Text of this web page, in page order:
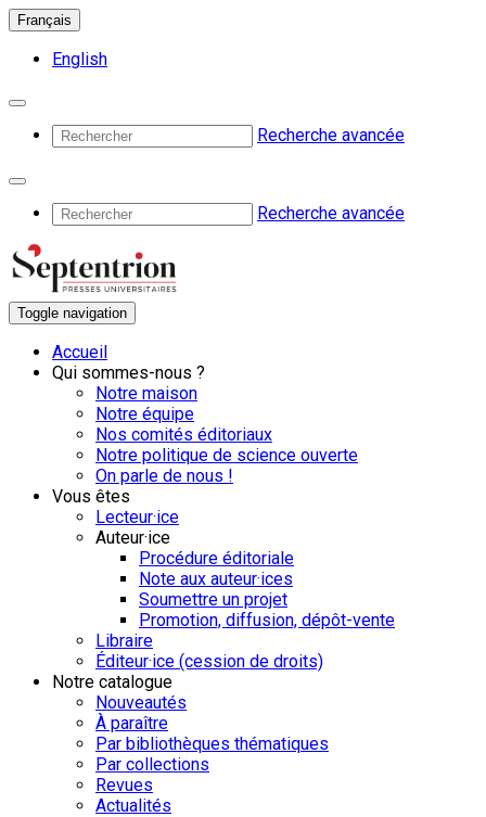
Français
English
Recherche avancée
Recherche avancée
Toggle navigation
Accueil
Qui sommes-nous ?
Notre maison
Notre équipe
Nos comités éditoriaux
Notre politique de science ouverte
On parle de nous !
Vous êtes
Lecteur·ice
Auteur·ice
Procédure éditoriale
Note aux auteur·ices
Soumettre un projet
Promotion, diffusion, dépôt-vente
Libraire
Éditeur·ice (cession de droits)
Notre catalogue
Nouveautés
À paraître
Par bibliothèques thématiques
Par collections
Revues
Actualités